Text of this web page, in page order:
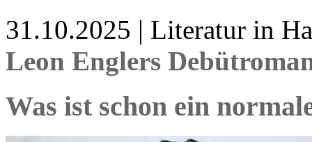
31.10.2025 | Literatur in
Leon Englers
Was ist schon ein